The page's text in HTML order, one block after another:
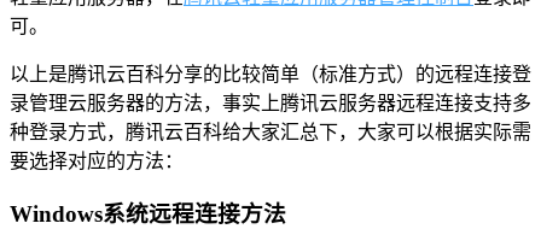
可。
以上是腾讯云百科分享的比较简单（标准方式）的远程连接登
录管理云服务器的方法，事实上腾讯云服务器远程连接支持多
种登录方式，腾讯云百科给大家汇总下，大家可以根据实际需
要选择对应的方法：
Windows系统远程连接方法